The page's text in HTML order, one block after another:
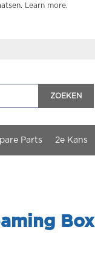
Learn more.
ZOEKEN
Parts 2e Kans